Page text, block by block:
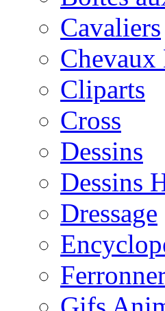
Cavaliers
Cliparts
Cross
Dessins
Dessins
Dressage